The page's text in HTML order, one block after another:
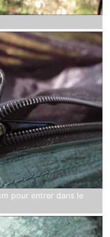
pour entrer dans le